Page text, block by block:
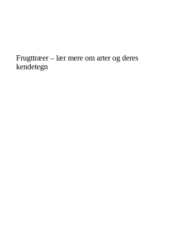
Frugttræer – lær mere om arter og deres
kendetegn